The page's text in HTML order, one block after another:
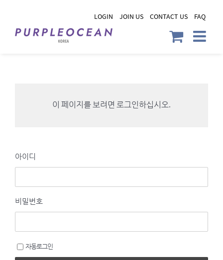
content
LOGIN JOIN US CONTACT US FAQ
이 페이지를 보려면 로그인하십시오.
아이디
비밀번호
자동로그인